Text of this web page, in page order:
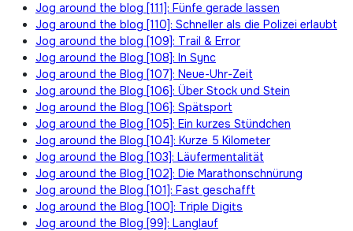
Jog around the blog [111]: Fünfe gerade lassen
Jog around the blog [110]: Schneller als die Polizei erlaubt
Jog around the blog [109]: Trail & Error
Jog around the Blog [108]: In Sync
Jog around the Blog [107]: Neue-Uhr-Zeit
Jog around the Blog [106]: Über Stock und Stein
Jog around the Blog [106]: Spätsport
Jog around the Blog [105]: Ein kurzes Stündchen
Jog around the Blog [104]: Kurze 5 Kilometer
Jog around the Blog [103]: Läufermentalität
Jog around the Blog [102]: Die Marathonschnürung
Jog around the Blog [101]: Fast geschafft
Jog around the Blog [100]: Triple Digits
Jog around the Blog [99]: Langlauf